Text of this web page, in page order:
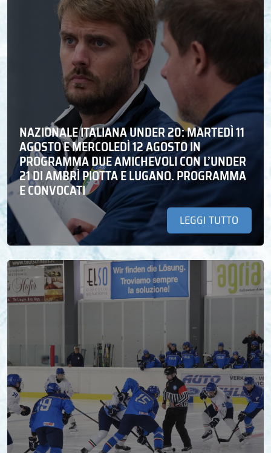
NAZIONALE ITALIANA UNDER 20: MARTEDÌ 11
AGOSTO E MERCOLEDÌ 12 AGOSTO IN
PROGRAMMA DUE AMICHEVOLI CON L’UNDER
21 DI AMBRÌ PIOTTA E LUGANO. PROGRAMMA
E CONVOCATI
LEGGI TUTTO